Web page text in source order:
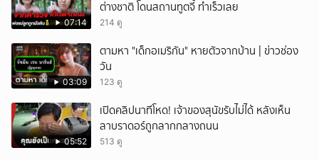
07:14
ต่างชาติ โดนสถานทูตจี้ ทำเร็วเลย
214 ดู
03:09
ตามหา "เด็กอเมริกัน" หายตัวจากบ้าน | ข่าวช่อง
วัน
123 ดู
05:52
เปิดคลิปนาทีโหด! เจ้าของสุนัขรับไม่ได้ หลังเห็น
ลาบราดอร์ถูกลากกลางถนน
513 ดู